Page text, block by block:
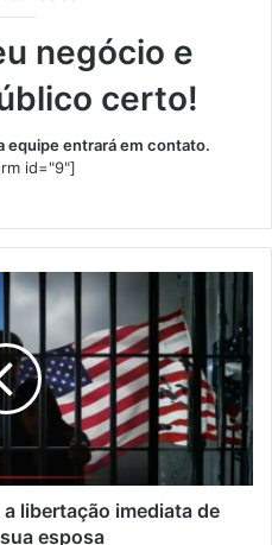
negócio e
certo!
equipe entrará em contato.
id="9"]
libertação imediata de
esposa